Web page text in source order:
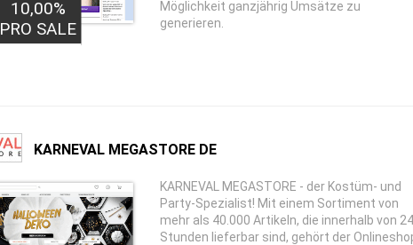
10,00%
PRO SALE
Möglichkeit ganzjährig Umsätze zu
generieren.
KARNEVAL MEGASTORE DE
KARNEVAL MEGASTORE - der Kostüm- und
Party-Spezialist! Mit einem Sortiment von
mehr als 40.000 Artikeln, die innerhalb von 24
Stunden lieferbar sind, gehört der